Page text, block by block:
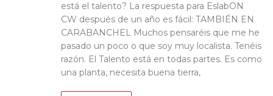
está el talento? La respuesta para EslabON
CW después de un año es fácil: TAMBIÉN EN
CARABANCHEL Muchos pensaréis que me he
pasado un poco o que soy muy localista. Tenéis
razón. El Talento está en todas partes. Es como
una planta, necesita buena tierra,